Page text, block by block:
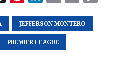
e
n
t
n
k
a
i
JEFFERSON MONTERO
PREMIER LEAGUE